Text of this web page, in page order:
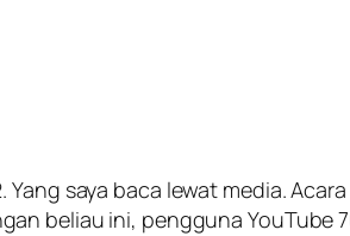
Yang saya baca lewat media.
beliau ini, pengguna YouTube